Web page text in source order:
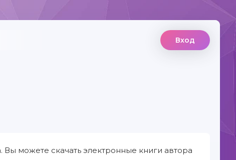
Вход
можете скачать электронные книги автора